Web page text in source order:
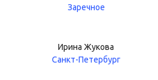
Заречное
Ирина Жукова
Санкт-Петербург